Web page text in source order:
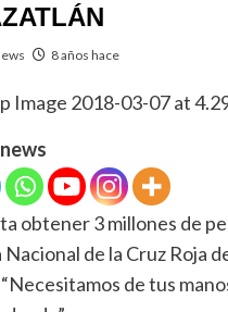
8 años hace
obtener 3 millones de
Nacional de la Cruz Roja
de tus